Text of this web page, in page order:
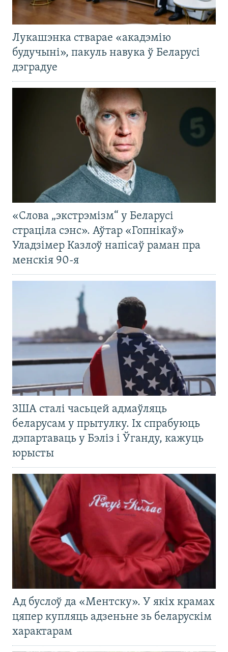
Лукашэнка стварае «акадэмію
будучыні», пакуль навука ў Беларусі
дэградуе
«Слова „экстрэмізм“ у Беларусі
страціла сэнс». Аўтар «Гопнікаў»
Уладзімер Казлоў напісаў раман пра
менскія 90-я
ЗША сталі часьцей адмаўляць
беларусам у прытулку. Іх спрабуюць
дэпартаваць у Бэліз і Ўганду, кажуць
юрысты
Ад буслоў да «Ментску». У якіх крамах
цяпер купляць адзеньне зь беларускім
характарам